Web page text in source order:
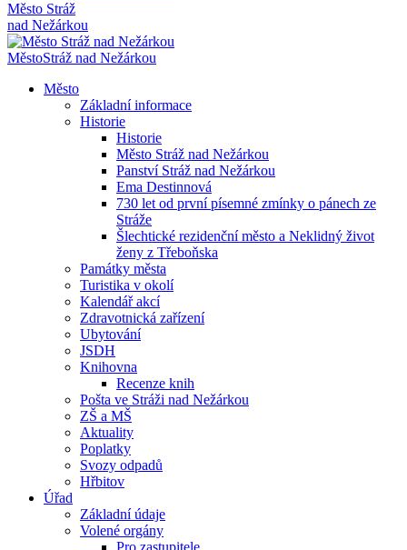
Město Stráž
nad Nežárkou
MěstoStráž nad Nežárkou
Město
Základní informace
Historie
Historie
Město Stráž nad Nežárkou
Panství Stráž nad Nežárkou
Ema Destinnová
730 let od první písemné zmínky o pánech ze
Stráže
Šlechtické rezidenční město a Neklidný život
ženy z Třeboňska
Památky města
Turistika v okolí
Kalendář akcí
Zdravotnická zařízení
Ubytování
JSDH
Knihovna
Recenze knih
Pošta ve Stráži nad Nežárkou
ZŠ a MŠ
Aktuality
Poplatky
Svozy odpadů
Hřbitov
Úřad
Základní údaje
Volené orgány
Pro zastupitele